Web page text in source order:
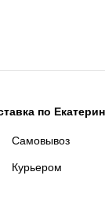
по
Самовывоз
Курьером